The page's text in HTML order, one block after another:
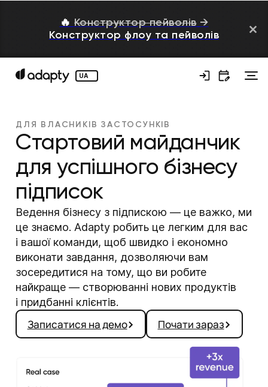
🔥 Конструктор пейволів →
Конструктор флоу та пейволів
UA
ДЛЯ ВЛАСНИКІВ ЗАСТОСУНКІВ
Стартовий майданчик
для успішного бізнесу
підписок
Ведення бізнесу з підпискою — це важко, ми
це знаємо. Adapty робить це легким для вас
і вашої команди, щоб швидко і економно
виконати завдання, дозволяючи вам
зосередитися на тому, що ви робите
найкраще — створюванні нових продуктів
і придбанні клієнтів.
Записатися на демо Почати зараз